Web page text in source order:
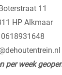
11
HP Alkmaar
0618931648
per week